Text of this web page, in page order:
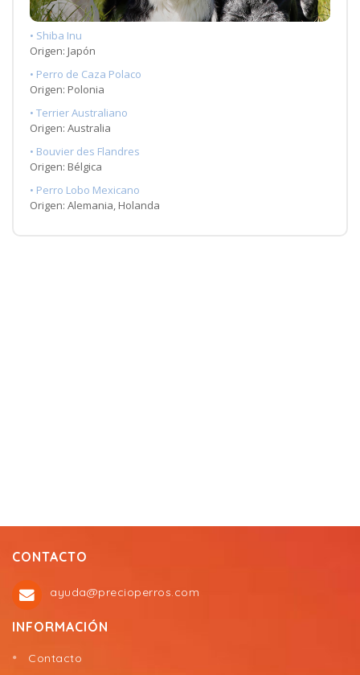
• Shiba Inu
Origen: Japón
• Perro de Caza Polaco
Origen: Polonia
• Terrier Australiano
Origen: Australia
• Bouvier des Flandres
Origen: Bélgica
• Perro Lobo Mexicano
Origen: Alemania, Holanda
CONTACTO
ayuda@precioperros.com
INFORMACIÓN
Contacto